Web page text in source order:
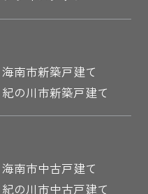
海南市新築戸建て
紀の川市新築戸建て
海南市中古戸建て
紀の川市中古戸建て